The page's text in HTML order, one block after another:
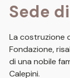
Sede
La costruzione
Fondazione,
di una nobile
Calepini.